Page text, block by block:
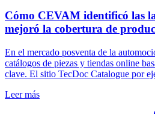
Cómo CEVAM identificó las
mejoró la cobertura de
En el mercado posventa de la
catálogos de piezas y tiendas online
clave. El sitio TecDoc Catalogue por
Leer más